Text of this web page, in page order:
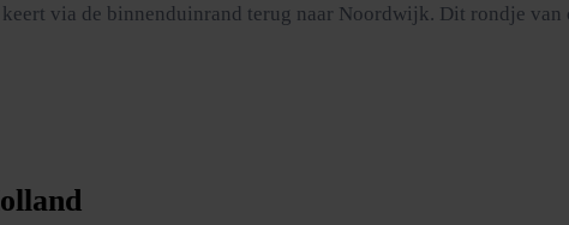
via de binnenduinrand terug naar Noordwijk. Dit rondje